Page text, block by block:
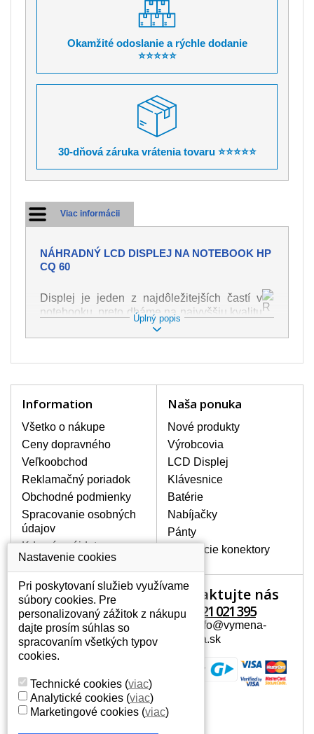
Okamžité odoslanie a rýchle dodanie
⭐⭐⭐⭐⭐
30-dňová záruka vrátenia tovaru ⭐⭐⭐⭐⭐
Viac informácii
NÁHRADNÝ LCD DISPLEJ NA NOTEBOOK HP
CQ 60
Displej je jeden z najdôležitejších častí v
notebooku, preto dbáme na najvyššiu kvalitu
tohto náhradného dielu. Slúži k
zobrazovaniu textu či obrazu v rôznej
najväčšou opatrnosťou. Medzi najčastejšie
poškodenie napr. prasklinu alebo
poškrábanie. Ďalej zvislé pruhy, nesvietiaci
displej, preblikávanie alebo nerovnomerný
jas.
LCD DISPLEJE NAJVYŠŠEJ
KVALITY !
Skladom držíme len originálne displeje, ktoré
spĺňajú vysokú kvalitu triedy A+ bez chybných
pixelov a to po celú dobu záruky.
AKO ZISTÍTE AKÝ POTREBUJETE
DISPLEJ PRE SVOJ NOTEBOOK?
Displej je možné dohľadať podľa modelu
notebooku, ktorý je uvedený na spodnej
strane notebooku na štítku alebo pod
batériou. Býva tiež znázornený na
rámčeku alebo pri klávesnici. V prípade,
že máte displej demontovaný, dohľadáte
to vďaka modelovému označeniu z
displeja, ktoré sa nachádza na štítku pri
EAN kóde.
Úplný popis
Information
Všetko o nákupe
Ceny dopravného
Veľkoobchod
Reklamačný poriadok
Obchodné podmienky
Spracovanie osobných
údajov
Kde nás nájdete
Naša ponuka
Nové produkty
Výrobcovia
LCD Displej
Klávesnice
Batérie
Nabíjačky
Pánty
Napájacie konektory
Váš účet
Váš účet
Osobné informácie
Adresy
Kontaktujte nás
+421 221 021 395
Mail: info@vymena-
displeja.sk
Nastavenie cookies
Pri poskytovaní služieb využívame
súbory cookies. Pre
personalizovaný zážitok z nákupu
dajte prosím súhlas so
spracovaním všetkých typov
cookies.
Technické cookies (viac)
Analytické cookies (viac)
Marketingové cookies (viac)